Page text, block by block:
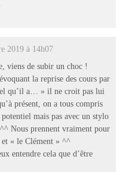
2019 à 14h07
viens de subir un choc !
la reprise des cours par
qu’il a… » il ne croit pas lui
présent, on a tous compris
mais pas avec un stylo
Nous prennent vraiment pour
et « le Clément » ^^
entendre cela que d’être